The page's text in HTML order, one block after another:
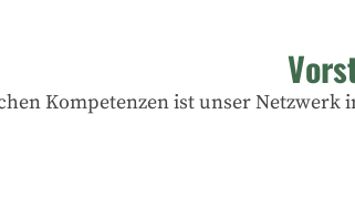
Kompetenzen ist unser Netzwerk